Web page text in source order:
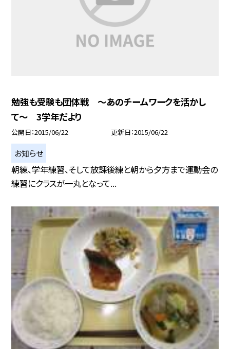
勉強も受験も団体戦 〜あのチームワークを活かし
て〜 3学年だより
公開日 2015/06/22 更新日 2015/06/22
お知らせ
朝練、学年練習、そして放課後練と朝から夕方まで運動会の
練習にクラスが一丸となって...